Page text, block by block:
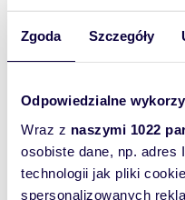
Zgoda Szczegóły
Odpowiedzialne
Wraz z naszymi 1022
osobiste dane, np. adres
technologii jak pliki
spersonalizowanych
Po więcej informacji
Ekspert ds.
Zapraszam do
Oferta dodana z
Nr oferty w biurze:
To